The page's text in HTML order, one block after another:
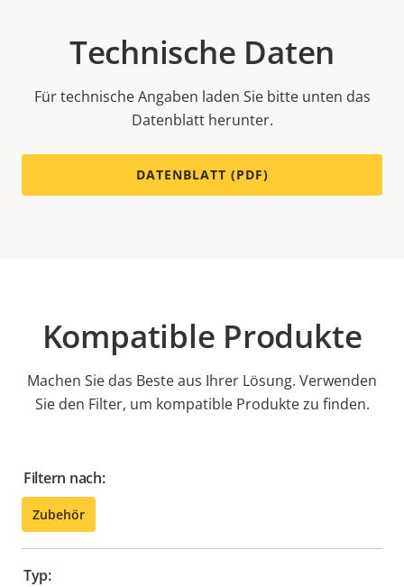
Technische Daten
Für technische Angaben laden Sie bitte unten das
Datenblatt herunter.
DATENBLATT (PDF)
Kompatible Produkte
Machen Sie das Beste aus Ihrer Lösung. Verwenden
Sie den Filter, um kompatible Produkte zu finden.
Filtern nach:
Zubehör
Typ: